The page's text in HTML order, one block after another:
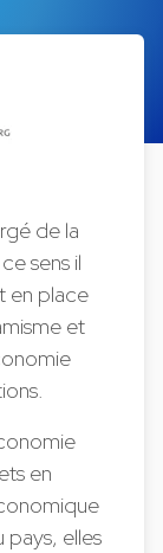
de la
sens il
en place
et
en
pays, elles